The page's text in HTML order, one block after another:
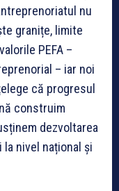
nu
granițe, limite
PEFA –
– iar noi
că progresul
construim
dezvoltarea
nivel național și